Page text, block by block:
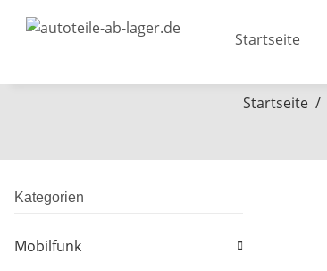
Startseite
Startseite
Kategorien
Mobilfunk